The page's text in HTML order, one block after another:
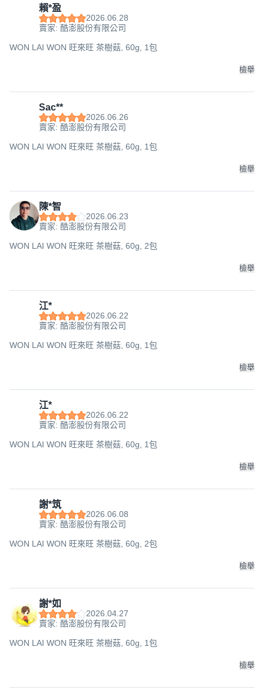
賴*盈
2026.06.28
賣家: 酷澎股份有限公司
WON LAI WON 旺來旺 茶樹菇, 60g, 1包
檢舉
Sac**
2026.06.26
賣家: 酷澎股份有限公司
WON LAI WON 旺來旺 茶樹菇, 60g, 1包
檢舉
陳*智
2026.06.23
賣家: 酷澎股份有限公司
WON LAI WON 旺來旺 茶樹菇, 60g, 2包
檢舉
江*
2026.06.22
賣家: 酷澎股份有限公司
WON LAI WON 旺來旺 茶樹菇, 60g, 1包
檢舉
江*
2026.06.22
賣家: 酷澎股份有限公司
WON LAI WON 旺來旺 茶樹菇, 60g, 1包
檢舉
謝*筑
2026.06.08
賣家: 酷澎股份有限公司
WON LAI WON 旺來旺 茶樹菇, 60g, 2包
檢舉
謝*如
2026.04.27
賣家: 酷澎股份有限公司
WON LAI WON 旺來旺 茶樹菇, 60g, 1包
檢舉